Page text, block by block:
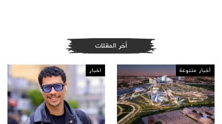
أخر المقلات
أخبار متنوعة اخبار